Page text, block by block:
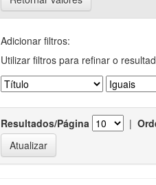
Adicionar filtros:
Utilizar filtros para refinar o
Resultados/Página |